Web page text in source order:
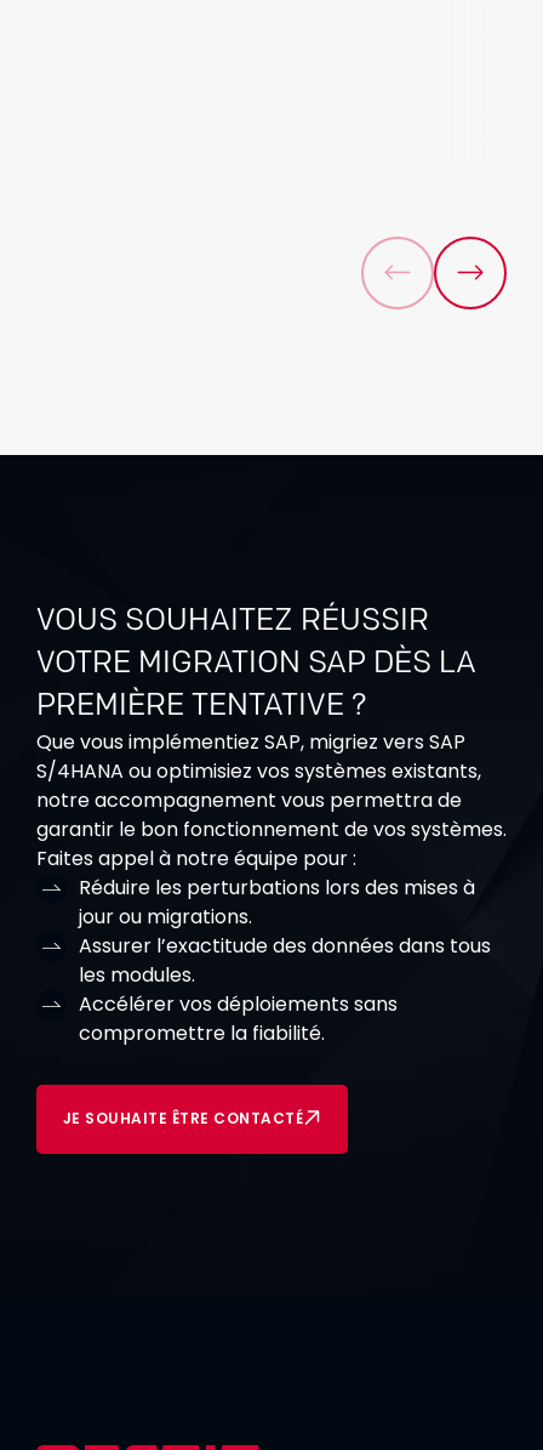
VOUS SOUHAITEZ RÉUSSIR
VOTRE MIGRATION SAP DÈS LA
PREMIÈRE TENTATIVE ?
Que vous implémentiez SAP, migriez vers SAP
S/4HANA ou optimisiez vos systèmes existants,
notre accompagnement vous permettra de
garantir le bon fonctionnement de vos systèmes.
Faites appel à notre équipe pour :
Réduire les perturbations lors des mises à
jour ou migrations.
Assurer l’exactitude des données dans tous
les modules.
Accélérer vos déploiements sans
compromettre la fiabilité.
JE SOUHAITE ÊTRE CONTACTÉ